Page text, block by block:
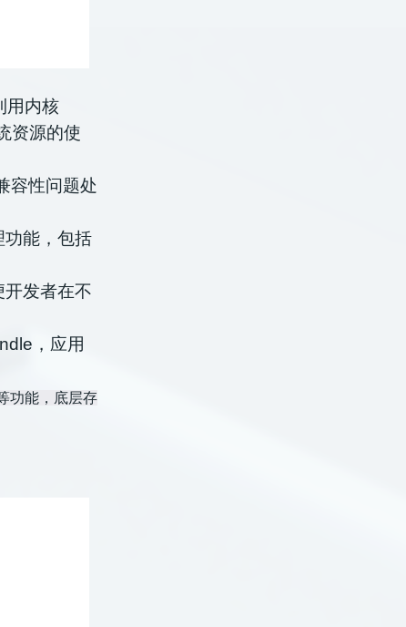
用内核
资源的使
容性问题处
功能，包括
发者在不
，应用
功能，底层存